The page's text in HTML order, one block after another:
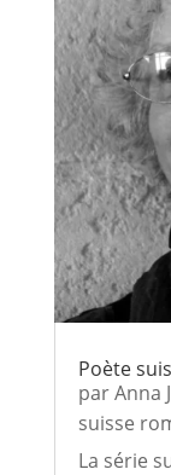
Poète
parAnna
suisse
La série